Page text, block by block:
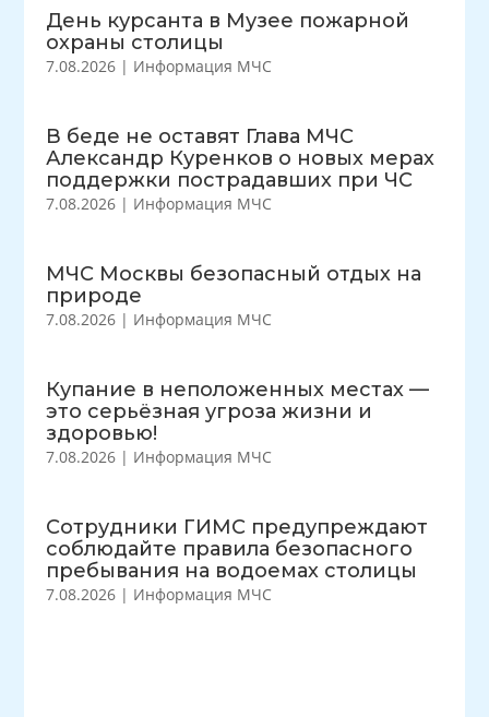
День курсанта в Музее пожарной
охраны столицы
7.08.2026 | Информация МЧС
В беде не оставят Глава МЧС
Александр Куренков о новых мерах
поддержки пострадавших при ЧС
7.08.2026 | Информация МЧС
МЧС Москвы безопасный отдых на
природе
7.08.2026 | Информация МЧС
Купание в неположенных местах —
это серьёзная угроза жизни и
здоровью!
7.08.2026 | Информация МЧС
Сотрудники ГИМС предупреждают
соблюдайте правила безопасного
пребывания на водоемах столицы
7.08.2026 | Информация МЧС